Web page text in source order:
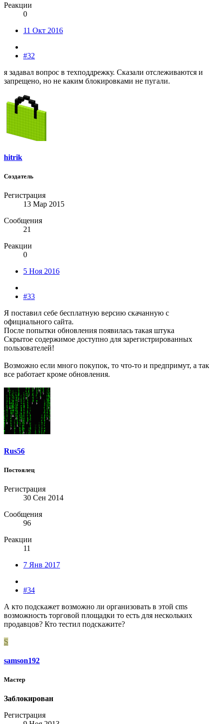
Реакции
0
11 Окт 2016
#32
я задавал вопрос в техподдрежку. Сказали отслеживаются и
запрещено, но не каким блокировками не пугали.
hitrik
Создатель
Регистрация
13 Мар 2015
Сообщения
21
Реакции
0
5 Ноя 2016
#33
Я поставил себе бесплатную версию скачанную с
официального сайта.
После попытки обновления появилась такая штука
Скрытое содержимое доступно для зарегистрированных
пользователей!
Возможно если много покупок, то что-то и предпримут, а так
все работает кроме обновления.
Rus56
Постоялец
Регистрация
30 Сен 2014
Сообщения
96
Реакции
11
7 Янв 2017
#34
А кто подскажет возможно ли организовать в этой cms
возможность торговой площадки то есть для нескольких
продавцов? Кто тестил подскажите?
S
samson192
Мастер
Заблокирован
Регистрация